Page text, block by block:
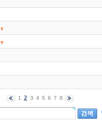
1 2 3 4 5 6 7 8